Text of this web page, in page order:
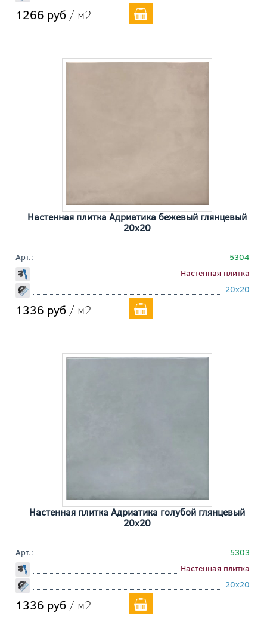
1266 руб / м2
Настенная плитка Адриатика бежевый глянцевый
20x20
Арт.:
5304
Настенная плитка
20x20
1336 руб / м2
Настенная плитка Адриатика голубой глянцевый
20x20
Арт.:
5303
Настенная плитка
20x20
1336 руб / м2